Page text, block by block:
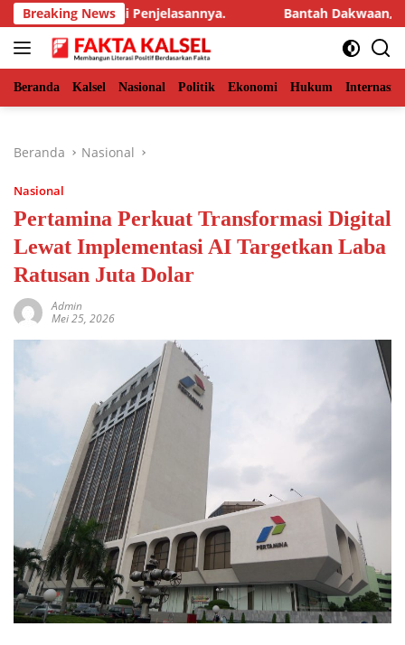
Langsung
ke
konten
Breaking News
Penjelasannya. Bantah Dakwaan, Terdakwa
Beranda Kalsel Nasional Politik Ekonomi Hukum
Beranda Nasional
Nasional
Pertamina Perkuat Transformasi Digital
Lewat Implementasi AI Targetkan Laba
Ratusan Juta Dolar
Admin
Mei 25, 2026